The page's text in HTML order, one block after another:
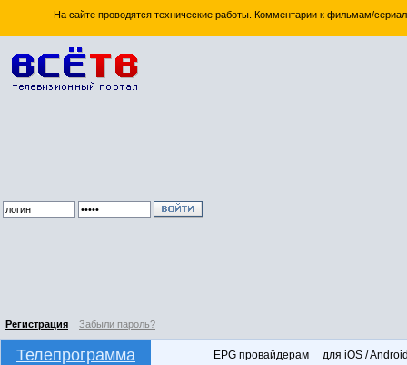
На сайте проводятся технические работы. Комментарии к фильмам/
Регистрация Забыли пароль?
Телепрограмма EPG провайдерам для iOS /